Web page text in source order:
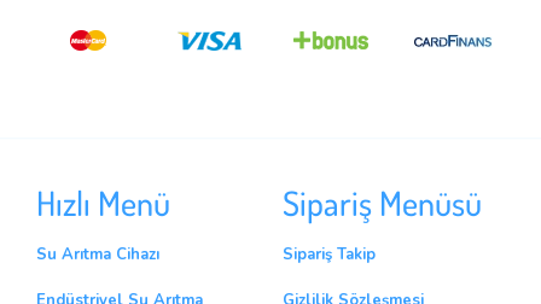
Hızlı Menü
Su Arıtma Cihazı
Sipariş Menüsü
Sipariş Takip